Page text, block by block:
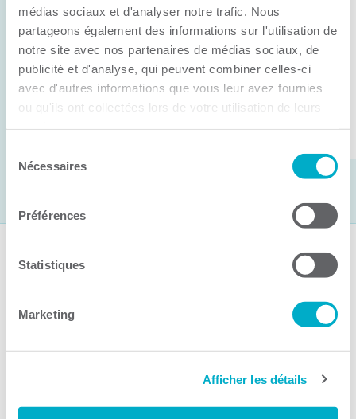
médias sociaux et d'analyser notre trafic. Nous
partageons également des informations sur l'utilisation de
notre site avec nos partenaires de médias sociaux, de
publicité et d'analyse, qui peuvent combiner celles-ci
avec d'autres informations que vous leur avez fournies
ou qu'ils ont collectées lors de votre utilisation de leurs
Nécessaires
Préférences
Statistiques
Marketing
Afficher les détails
C’est lors de son assemblée générale annuelle
tenue hier que la Chambre de commerce et
d’industries de ...
Suivez-nous